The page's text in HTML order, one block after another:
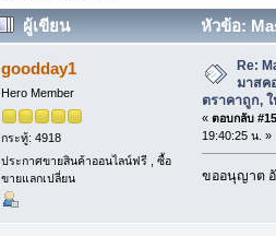
ผู้เขียน
หัวข้อ:
ตราคาถูก, ให้เช่า, ซ่อม, ซัก (อ่าน
goodday1
Hero Member
กระทู้: 4918
ประกาศขายสินค้าออนไลน์ฟรี , ซื้อ
ขายแลกเปลี่ยน
Re:
มาสค
ตราคาถูก,
« ตอบกลับ
19:40:25 น. »
ขออนุญาต